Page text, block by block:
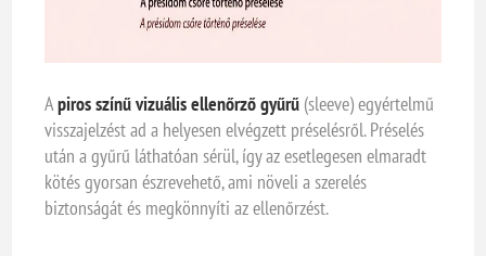
Apiros színű vizuális ellenőrző gyűrű (sleeve) egyértelmű
visszajelzést ad a helyesen elvégzett préselésről. Préselés
után a gyűrű láthatóan sérül, így az esetlegesen elmaradt
kötés gyorsan észrevehető, ami növeli a szerelés
biztonságát és megkönnyíti az ellenőrzést.